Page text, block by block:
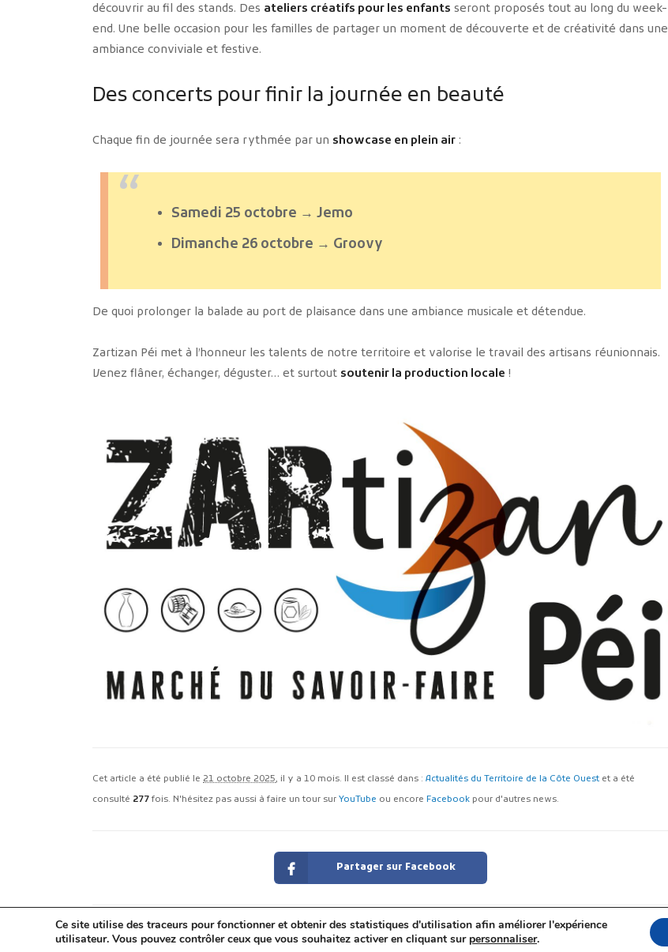
découvrir au fil des stands. Des ateliers créatifs pour les enfants seront proposés tout au long du week-
end. Une belle occasion pour les familles de partager un moment de découverte et de créativité dans une
ambiance conviviale et festive.
Des concerts pour finir la journée en beauté
Chaque fin de journée sera rythmée par un showcase en plein air :
Samedi 25 octobre → Jemo
Dimanche 26 octobre → Groovy
De quoi prolonger la balade au port de plaisance dans une ambiance musicale et détendue.
Zartizan Péi met à l’honneur les talents de notre territoire et valorise le travail des artisans réunionnais.
Venez flâner, échanger, déguster… et surtout soutenir la production locale !
Cet article a été publié le 21 octobre 2025, il y a 10 mois. Il est classé dans : Actualités du Territoire de la Côte Ouest et a été
consulté 277 fois. N'hésitez pas aussi à faire un tour sur YouTube ou encore Facebook pour d'autres news.
Partager sur Facebook
Ce site utilise des traceurs pour fonctionner et obtenir des statistiques d'utilisation afin améliorer l'expérience
utilisateur. Vous pouvez contrôler ceux que vous souhaitez activer en cliquant sur personnaliser.